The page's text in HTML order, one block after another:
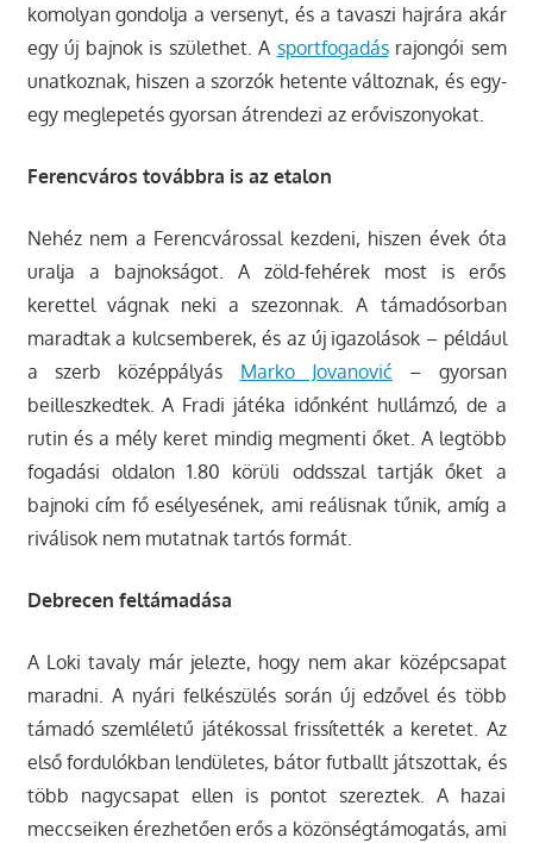
komolyan gondolja a versenyt, és a tavaszi hajrára akár
egy új bajnok is születhet. A sportfogadásrajongói sem
unatkoznak, hiszen a szorzók hetente változnak, és egy-
egy meglepetés gyorsan átrendezi az erőviszonyokat.
Ferencváros továbbra is az etalon
Nehéz nem a Ferencvárossal kezdeni, hiszen évek óta
uralja a bajnokságot. A zöld-fehérek most is erős
kerettel vágnak neki a szezonnak. A támadósorban
maradtak a kulcsemberek, és az új igazolások – például
a szerb középpályás Marko Jovanović – gyorsan
beilleszkedtek. A Fradi játéka időnként hullámzó, de a
rutin és a mély keret mindig megmenti őket. A legtöbb
fogadási oldalon 1.80 körüli oddsszal tartják őket a
bajnoki cím fő esélyesének, ami reálisnak tűnik, amíg a
riválisok nem mutatnak tartós formát.
Debrecen feltámadása
A Loki tavaly már jelezte, hogy nem akar középcsapat
maradni. A nyári felkészülés során új edzővel és több
támadó szemléletű játékossal frissítették a keretet. Az
első fordulókban lendületes, bátor futballt játszottak, és
több nagycsapat ellen is pontot szereztek. A hazai
meccseiken érezhetően erős a közönségtámogatás, ami